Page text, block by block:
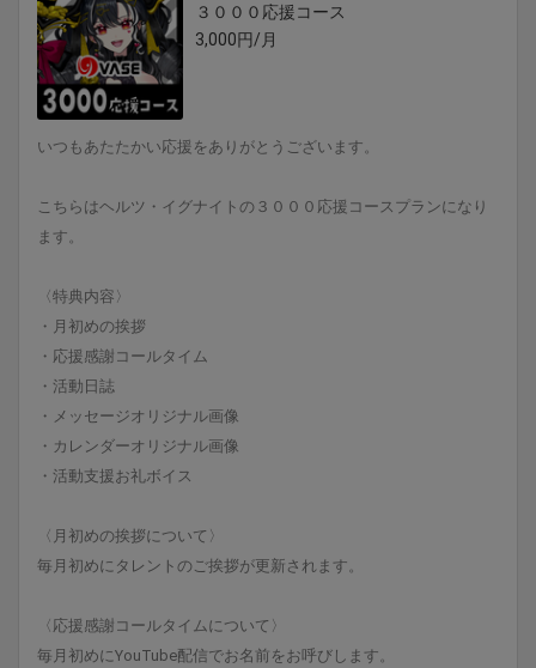
３０００応援コース
3,000円/月
いつもあたたかい応援をありがとうございます。
こちらはヘルツ・イグナイトの３０００応援コースプランになり
ます。
〈特典内容〉
・月初めの挨拶
・応援感謝コールタイム
・活動日誌
・メッセージオリジナル画像
・カレンダーオリジナル画像
・活動支援お礼ボイス
〈月初めの挨拶について〉
毎月初めにタレントのご挨拶が更新されます。
〈応援感謝コールタイムについて〉
毎月初めにYouTube配信でお名前をお呼びします。